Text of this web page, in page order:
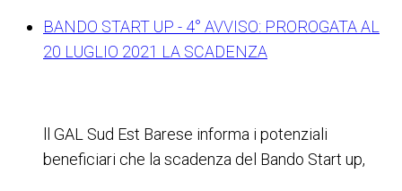
BANDO START UP - 4° AVVISO: PROROGATA AL
20 LUGLIO 2021 LA SCADENZA
ll GAL Sud Est Barese informa i potenziali
beneficiari che la scadenza del Bando Start up,